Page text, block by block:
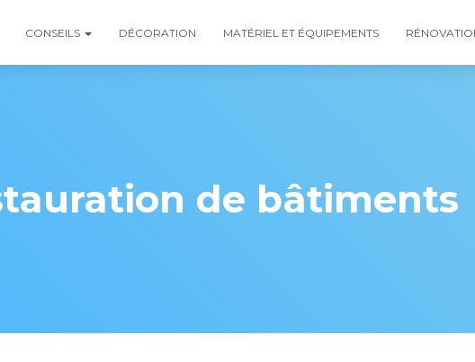
CONSEILS DÉCORATION MATÉRIEL ET ÉQUIPEMENTS
de bâtiments